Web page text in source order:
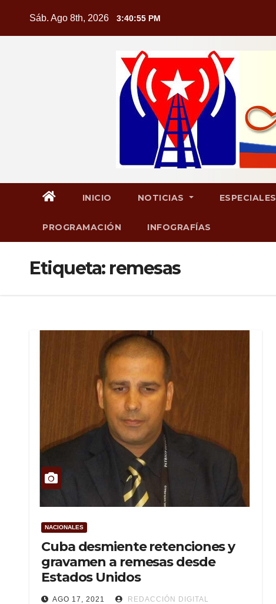
Sáb. Ago 8th, 2026 3:40:56 PM
INICIO NOTICIAS ESPECIALES
PROGRAMACIÓN INFOGRAFÍAS
Etiqueta: remesas
NACIONALES
Cuba desmiente retenciones y
gravamen a remesas desde
Estados Unidos
AGO 17, 2021 REDACCIÓN DIGITAL